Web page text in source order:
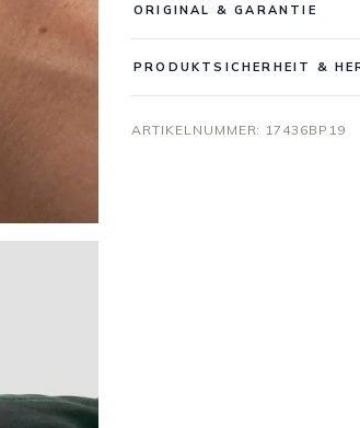
ORIGINAL & GARANTIE
PRODUKTSICHERHEIT &
ARTIKELNUMMER: 17436BP19